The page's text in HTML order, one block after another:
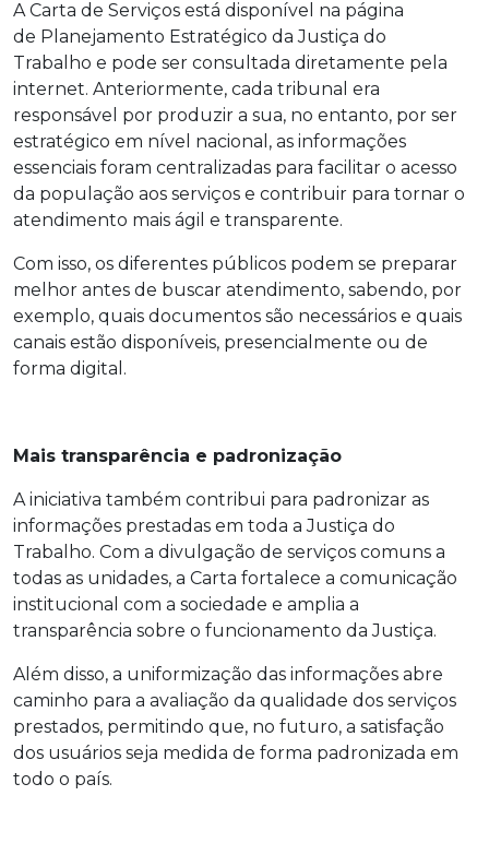
A Carta de Serviços está disponível na página
de Planejamento Estratégico da Justiça do
Trabalho e pode ser consultada diretamente pela
internet. Anteriormente, cada tribunal era
responsável por produzir a sua, no entanto, por ser
estratégico em nível nacional, as informações
essenciais foram centralizadas para facilitar o acesso
da população aos serviços e contribuir para tornar o
atendimento mais ágil e transparente.
Com isso, os diferentes públicos podem se preparar
melhor antes de buscar atendimento, sabendo, por
exemplo, quais documentos são necessários e quais
canais estão disponíveis, presencialmente ou de
forma digital.
Mais transparência e padronização
A iniciativa também contribui para padronizar as
informações prestadas em toda a Justiça do
Trabalho. Com a divulgação de serviços comuns a
todas as unidades, a Carta fortalece a comunicação
institucional com a sociedade e amplia a
transparência sobre o funcionamento da Justiça.
Além disso, a uniformização das informações abre
caminho para a avaliação da qualidade dos serviços
prestados, permitindo que, no futuro, a satisfação
dos usuários seja medida de forma padronizada em
todo o país.